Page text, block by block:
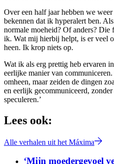
Over een half jaar hebben we
bekennen dat ik hyperalert ben.
normale moeheid? Of anders?
ik. Wat mij hierbij helpt, is er veel
heen. Ik krop niets op.
Wat ik als erg prettig heb ervaren
eerlijke manier van
omheen, maar zeiden de dingen
en eerlijk gecommuniceerd,
speculeren.’
Lees ook:
Alle verhalen uit het Máxima
‘Mijn moedergevoel